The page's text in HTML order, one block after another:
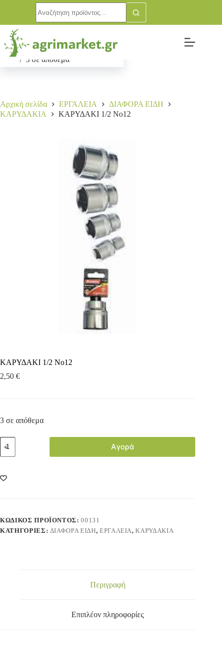
ΚΑΡΥΔΑΚΙ 1/2 Νο12
2,50€
3 σε απόθεμα
Αγορά
Αρχική σελίδα ΕΡΓΑΛΕΙΑ
ΔΙΑΦΟΡΑ ΕΙΔΗ
ΚΑΡΥΔΑΚΙΑ
ΚΑΡΥΔΑΚΙ 1/2 Νο12
ΚΑΡΥΔΑΚΙ 1/2 Νο12
2,50 €
3 σε απόθεμα
Αγορά
ΚΩΔΙΚΌΣ ΠΡΟΪΌΝΤΟΣ:00131
ΚΑΤΗΓΟΡΊΕΣ: ΔΙΑΦΟΡΑ ΕΙΔΗ, ΕΡΓΑΛΕΙΑ,ΚΑΡΥΔΑΚΙΑ
Περιγραφή
Επιπλέον πληροφορίες